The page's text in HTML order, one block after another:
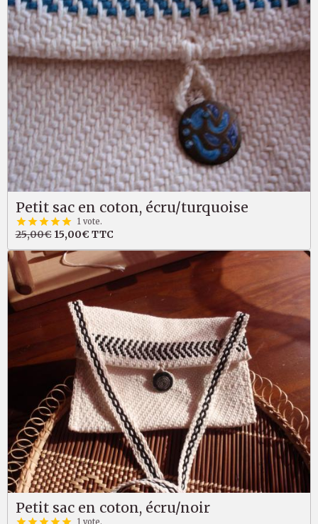
Petit sac en coton, écru/turquoise
1 vote.
25,00€ 15,00€ TTC
Petit sac en coton, écru/noir